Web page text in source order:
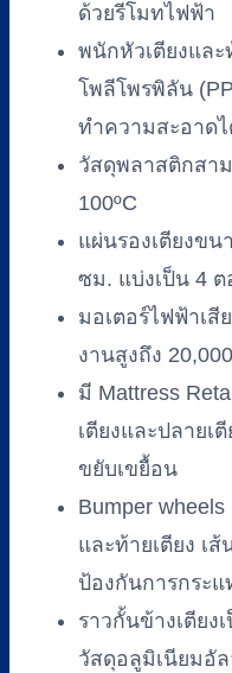
ด้วยรีโมทไฟฟ้า
พนักหัวเตียงแล
โพลีโพรพิลัน
ทำความสะอาดไ
วัสดุพลาสติกสา
100ºC
แผ่นรองเตียงขน
ซม. แบ่งเป็น 4
มอเตอร์ไฟฟ้าเสี
งานสูงถึง
มี Mattress
เตียงและปลาย
ขยับเขยื้อน
Bumper
และท้ายเตียง เ
ป้องกันการกระแ
ราวกั้นข้างเตีย
วัสดุอลูมิเนียมอั